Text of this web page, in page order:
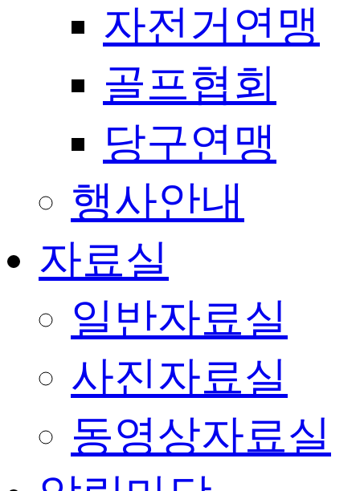
자전거연맹
골프협회
당구연맹
행사안내
자료실
일반자료실
사진자료실
동영상자료실